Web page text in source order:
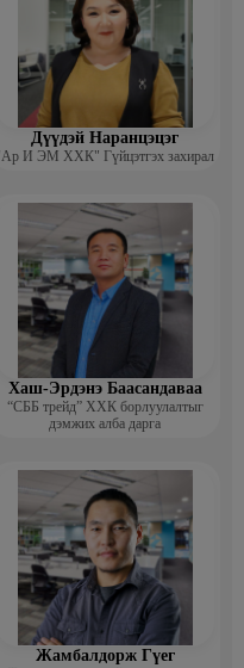
Дүүдэй Наранцэцэг
И ЭМ ХХК" Гүйцэтгэх захирал
Хаш-Эрдэнэ Баасандаваа
“СББ трейд” ХХК борлуулалтыг
дэмжих алба дарга
Жамбалдорж Гүег